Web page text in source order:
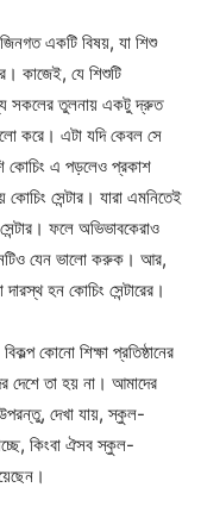
একটি বিষয়, যা শিশু
কাজেই, যে শিশুটি
সকলের তুলনায় একটু দ্রুত
করে। এটা যদি কেবল সে
কোচিং এ পড়লেও প্রকাশ
সেন্টার। যারা এমনিতেই
ফলে অভিভাবকেরাও
যেন ভালো করুক। আর,
হন কোচিং সেন্টারের।
কোনো শিক্ষা প্রতিষ্ঠানের
তা হয় না। আমাদের
দেখা যায়, স্কুল-
কিংবা ঐসব স্কুল-